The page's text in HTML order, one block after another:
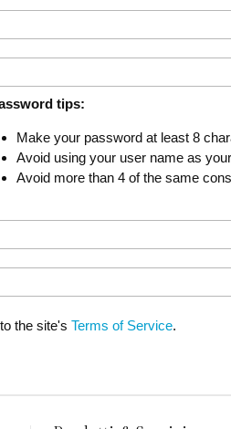
tips:
Make your password at least 8
Avoid using your user name as
Avoid more than 4 of the same
the site's Terms of Service.